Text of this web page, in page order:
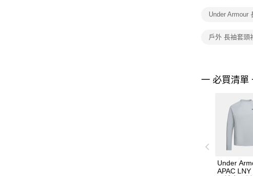
Under Armour
戶外 長袖套頭
一 必買清單
Under
APAC LNY